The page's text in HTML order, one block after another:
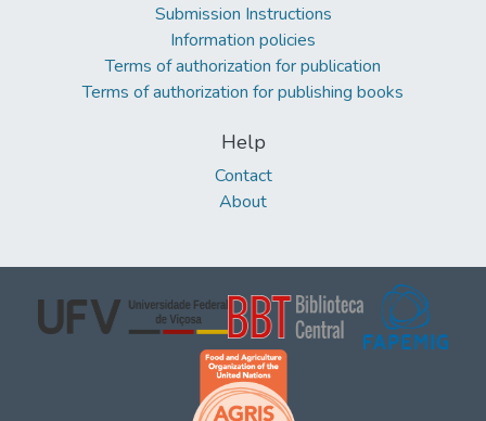
Submission Instructions
Information policies
Terms of authorization for publication
Terms of authorization for publishing books
Help
Contact
About